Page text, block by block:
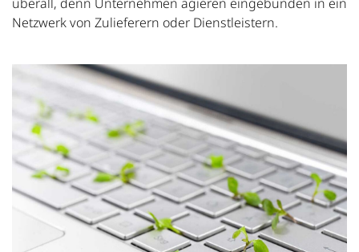
Netzwerk von Zulieferern oder Dienstleistern.